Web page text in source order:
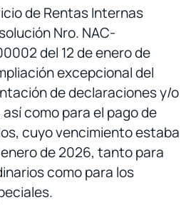
de Rentas Internas
Nro. NAC-
del 12 de enero de
excepcional del
de declaraciones y/o
como para el pago de
cuyo vencimiento estaba
de 2026, tanto para
como para los